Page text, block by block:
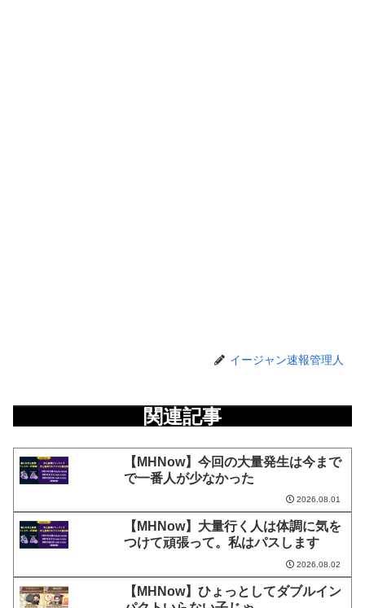
イージャン速報管理人
関連記事
【MHNow】今回の大量発生は今まで
で一番人が少なかった
2026.08.01
【MHNow】大量行く人は体調に気を
つけて頑張って。私はパスします
2026.08.02
【MHNow】ひょっとしてダブルイン